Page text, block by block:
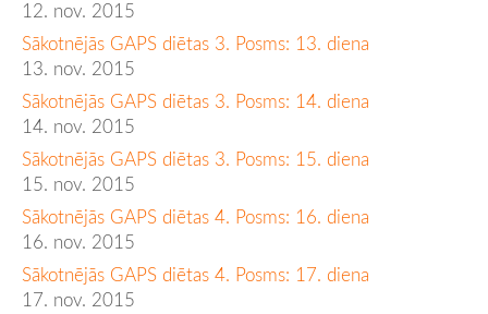
12. nov. 2015
Sākotnējās GAPS diētas 3. Posms: 13. diena
13. nov. 2015
Sākotnējās GAPS diētas 3. Posms: 14. diena
14. nov. 2015
Sākotnējās GAPS diētas 3. Posms: 15. diena
15. nov. 2015
Sākotnējās GAPS diētas 4. Posms: 16. diena
16. nov. 2015
Sākotnējās GAPS diētas 4. Posms: 17. diena
17. nov. 2015